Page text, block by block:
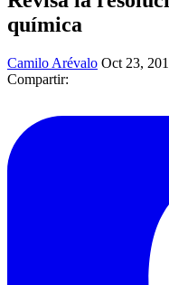
química
Camilo Arévalo Oct 23,
Compartir: